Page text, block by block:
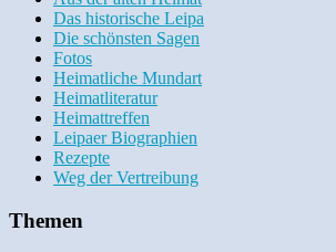
Das historische Leipa
Die schönsten Sagen
Fotos
Heimatliche Mundart
Heimatliteratur
Heimattreffen
Leipaer Biographien
Rezepte
Weg der Vertreibung
Themen